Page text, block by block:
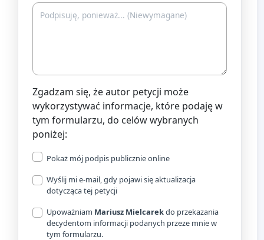
Zgadzam się, że autor petycji może
wykorzystywać informacje, które podaję w
tym formularzu, do celów wybranych
poniżej:
Pokaż mój podpis publicznie online
Wyślij mi e-mail, gdy pojawi się aktualizacja
dotycząca tej petycji
Upoważniam Mariusz Mielcarekdo przekazania
decydentom informacji podanych przeze mnie w
tym formularzu.